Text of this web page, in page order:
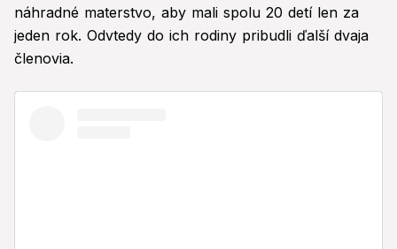
náhradné materstvo, aby mali spolu 20 detí len za
jeden rok. Odvtedy do ich rodiny pribudli ďalší dvaja
členovia.